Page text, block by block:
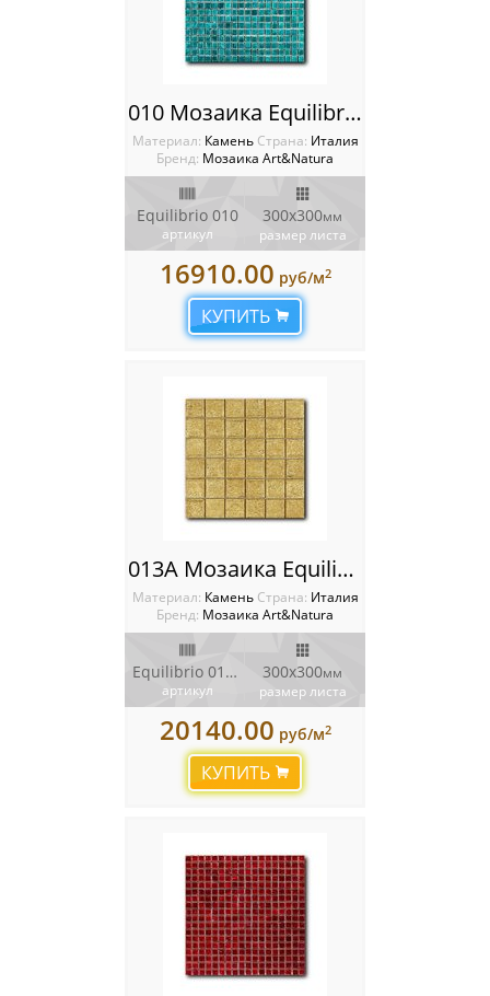
010 Мозаика Equilibrio
Материал: Камень Cтрана: Италия
Бренд: Мозаика Art&Natura
Equilibrio 010
артикул
300x300мм
размер листа
16910.00 руб/м2
КУПИТЬ
013A Мозаика Equilibrio
Материал: Камень Cтрана: Италия
Бренд: Мозаика Art&Natura
Equilibrio 013A
артикул
300x300мм
размер листа
20140.00 руб/м2
КУПИТЬ